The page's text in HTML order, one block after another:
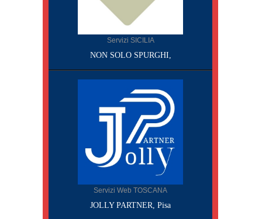
Servizi SICILIA
NON SOLO SPURGHI,
Servizi Web TOSCANA
JOLLY PARTNER, Pisa